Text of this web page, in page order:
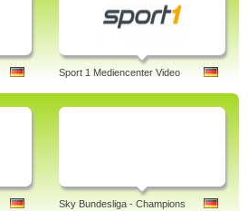
Sport 1 Mediencenter Video
Sky Bundesliga - Champions